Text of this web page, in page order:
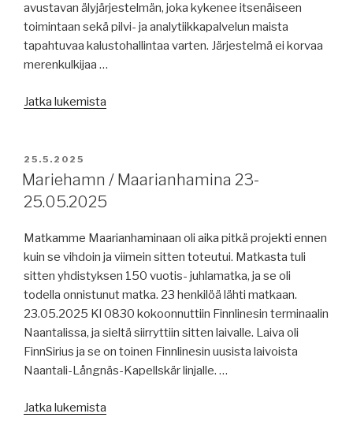
ja
lainkunnioitus,
oikeuden
ratkaisuja,
kasvanut
läsnäolo.”
avustavan älyjärjestelmän, joka kykenee itsenäiseen
toimintaan sekä pilvi- ja analytiikkapalvelun maista
tapahtuvaa kalustohallintaa varten. Järjestelmä ei korvaa
merenkulkijaa …
Jatka lukemista
navigointijärjestelmä,
Panama
maksamattomia
palkkoja,
60
LNG-
alusta
toimettomana,
pakotealuksista,
Euroopan
JULKAISTU
25.5.2025
Mariehamn / Maarianhamina 23-
25.05.2025
Matkamme Maarianhaminaan oli aika pitkä projekti ennen
kuin se vihdoin ja viimein sitten toteutui. Matkasta tuli
sitten yhdistyksen 150 vuotis- juhlamatka, ja se oli
todella onnistunut matka. 23 henkilöä lähti matkaan.
23.05.2025 Kl 0830 kokoonnuttiin Finnlinesin terminaalin
Naantalissa, ja sieltä siirryttiin sitten laivalle. Laiva oli
FinnSirius ja se on toinen Finnlinesin uusista laivoista
Naantali-Långnäs-Kapellskär linjalle. …
Jatka lukemista